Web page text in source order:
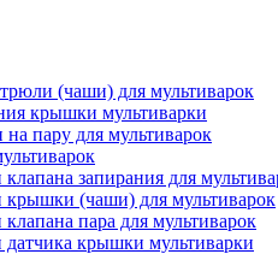
(чаши) для мультиварок
крышки мультиварки
пару для мультиварок
запирания для
крышки (чаши) для мультиварок
пара для мультиварок
датчика крышки мультиварки